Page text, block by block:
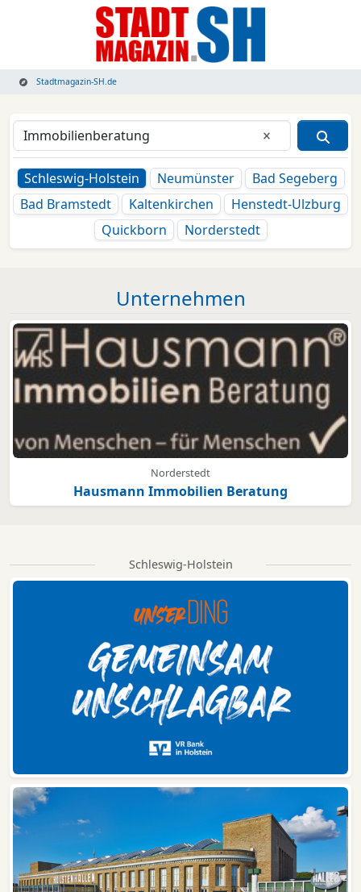
Stadtmagazin-SH.de
Eingabe
Schleswig-Holstein
Neumünster
Bad Segeberg
Bad Bramstedt
Kaltenkirchen
Henstedt-Ulzburg
Quickborn
Norderstedt
Unternehmen
Norderstedt
Hausmann Immobilien Beratung
Schleswig-Holstein